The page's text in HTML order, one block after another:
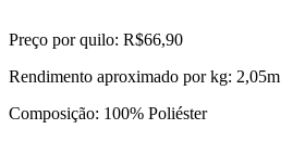
Preço por quilo: R$66,90
Rendimento aproximado por kg: 2,05m
Composição: 100% Poliéster